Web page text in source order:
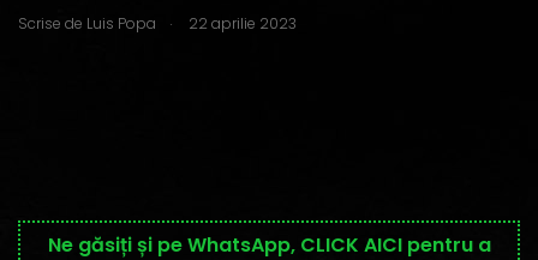
Scrise de Luis Popa . 22 aprilie 2023
Ne găsiți și pe WhatsApp, CLICK AICI pentru a